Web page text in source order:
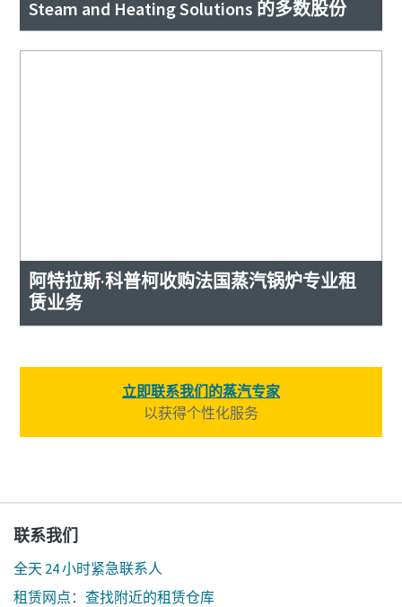
Steam and Heating Solutions 的多数股份
阿特拉斯·科普柯收购法国蒸汽锅炉专业租
赁业务
立即联系我们的蒸汽专家
以获得个性化服务
联系我们
全天 24 小时紧急联系人
租赁网点：查找附近的租赁仓库